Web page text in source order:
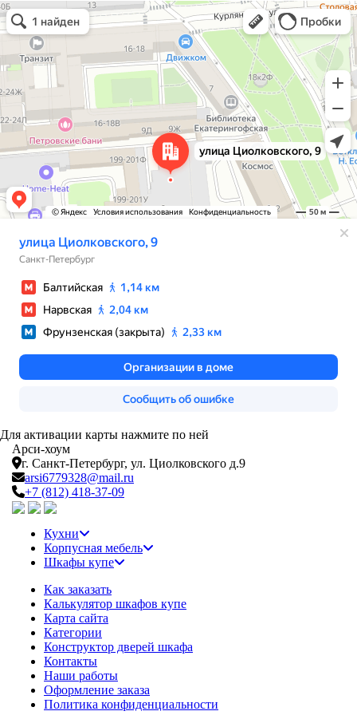
Для активации карты нажмите по ней
Арси-хоум
г. Санкт-Петербург, ул. Циолковского д.9
arsi6779328@mail.ru
+7 (812) 418-37-09
Кухни
Корпусная мебель
Шкафы купе
Как заказать
Калькулятор шкафов купе
Карта сайта
Категории
Конструктор дверей шкафа
Контакты
Наши работы
Оформление заказа
Политика конфиденциальности